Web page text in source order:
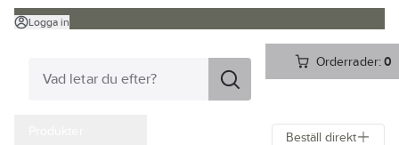
Logga in
Orderrader:0
Beställ direkt